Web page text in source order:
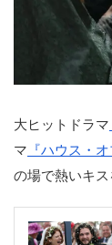
大ヒットドラマ
マ 『ハウス・
の場で熱いキ